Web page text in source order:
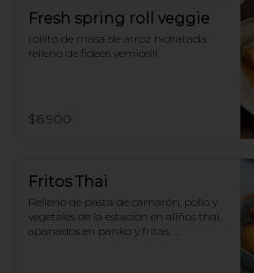
Fresh spring roll veggie
rollito de masa de arroz hidratada
relleno de fideos vemicelli
$6.900
Fritos Thai
Relleno de pasta de camarón, pollo y
vegetales de la estación en aliños thai,
apanados en panko y fritas,